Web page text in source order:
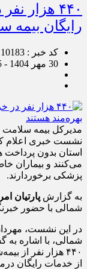
۴۴۰ هزار
رایگان بیمه
کد خبر : 10183
30 مهر 1404 - 14:25
مدیرکل بیمه سلامت
استان بدون پرداخت
می‌کنند و بیماران
پزشکی برخوردارند.
به گزارش پارتیان
شمالی با حضور
در این نشست،
شمالی، با اشاره به
۴۴۰ هزار نفر از
از خدمات رایگان